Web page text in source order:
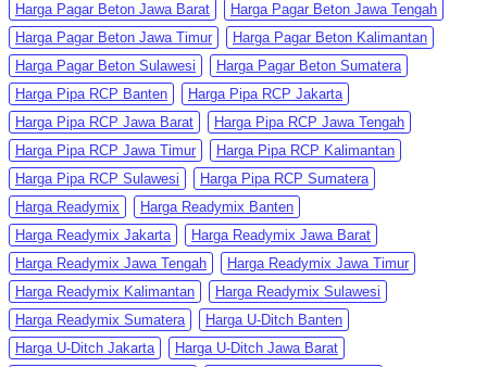
Harga Pagar Beton Jawa Barat
Harga Pagar Beton Jawa Tengah
Harga Pagar Beton Jawa Timur
Harga Pagar Beton Kalimantan
Harga Pagar Beton Sulawesi
Harga Pagar Beton Sumatera
Harga Pipa RCP Banten
Harga Pipa RCP Jakarta
Harga Pipa RCP Jawa Barat
Harga Pipa RCP Jawa Tengah
Harga Pipa RCP Jawa Timur
Harga Pipa RCP Kalimantan
Harga Pipa RCP Sulawesi
Harga Pipa RCP Sumatera
Harga Readymix
Harga Readymix Banten
Harga Readymix Jakarta
Harga Readymix Jawa Barat
Harga Readymix Jawa Tengah
Harga Readymix Jawa Timur
Harga Readymix Kalimantan
Harga Readymix Sulawesi
Harga Readymix Sumatera
Harga U-Ditch Banten
Harga U-Ditch Jakarta
Harga U-Ditch Jawa Barat